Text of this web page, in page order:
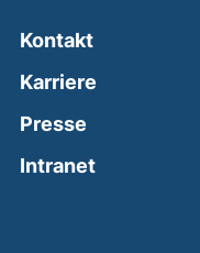
Kontakt
Karriere
Presse
Intranet(external